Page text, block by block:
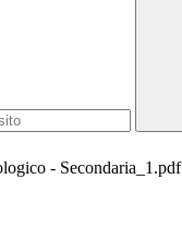
- Secondaria_1.pdf